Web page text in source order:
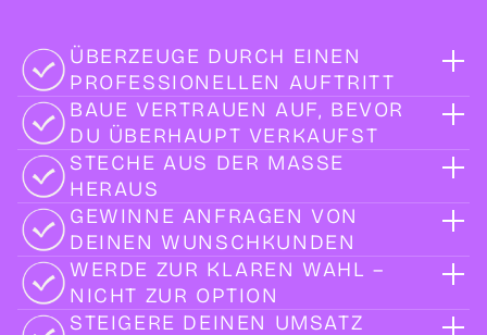
ÜBERZEUGE DURCH EINEN
PROFESSIONELLEN AUFTRITT
BAUE VERTRAUEN AUF, BEVOR
DU ÜBERHAUPT VERKAUFST
STECHE AUS DER MASSE
HERAUS
GEWINNE ANFRAGEN VON
DEINEN WUNSCHKUNDEN
WERDE ZUR KLAREN WAHL –
NICHT ZUR OPTION
STEIGERE DEINEN UMSATZ